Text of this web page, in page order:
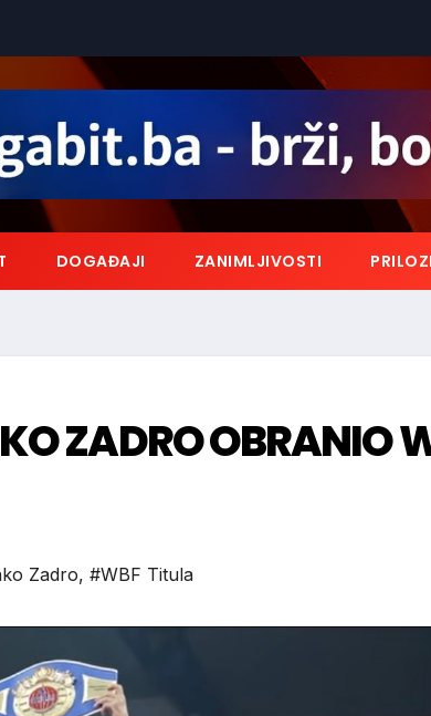
DOGAĐAJI ZANIMLJIVOSTI PRILOZI
ZADRO OBRANIO
Zadro, #WBF Titula